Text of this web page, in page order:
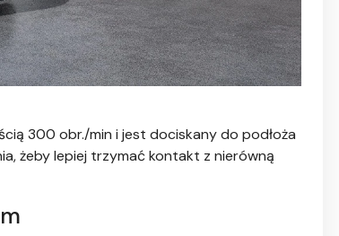
300 obr./min i jest dociskany do podłoża
żeby lepiej trzymać kontakt z nierówną